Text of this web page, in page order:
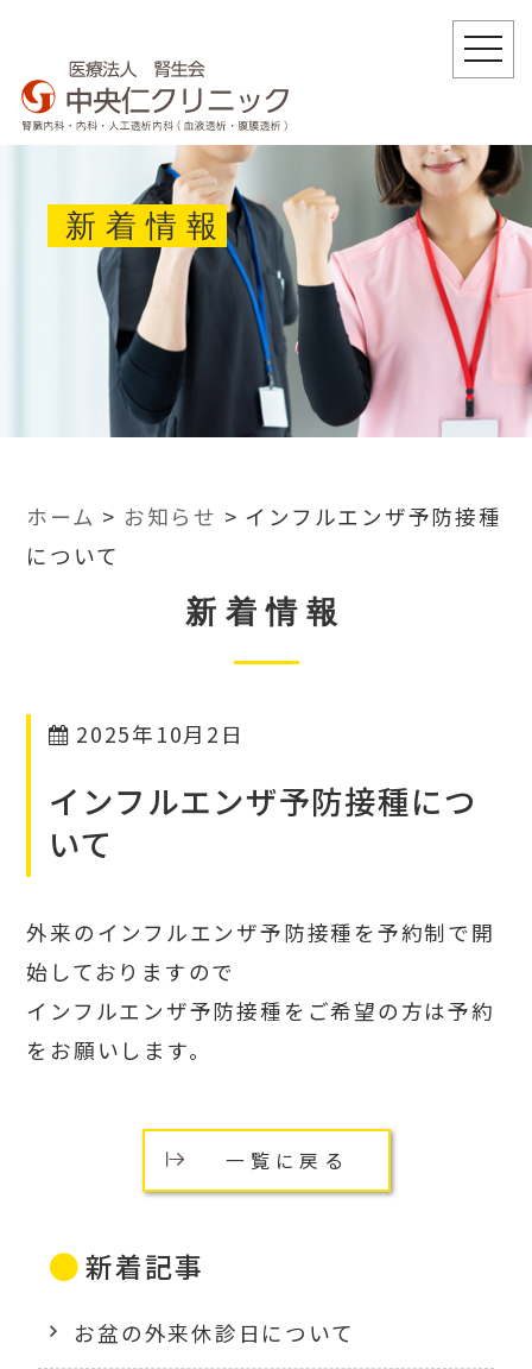
新着情報
ホーム > お知らせ > インフルエンザ予防接種
について
新着情報
2025年10月2日
インフルエンザ予防接種につ
いて
外来のインフルエンザ予防接種を予約制で開
始しておりますので
インフルエンザ予防接種をご希望の方は予約
をお願いします。
一覧に戻る
新着記事
お盆の外来休診日について